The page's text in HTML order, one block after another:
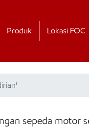
Produk Lokasi FOC
sepeda motor